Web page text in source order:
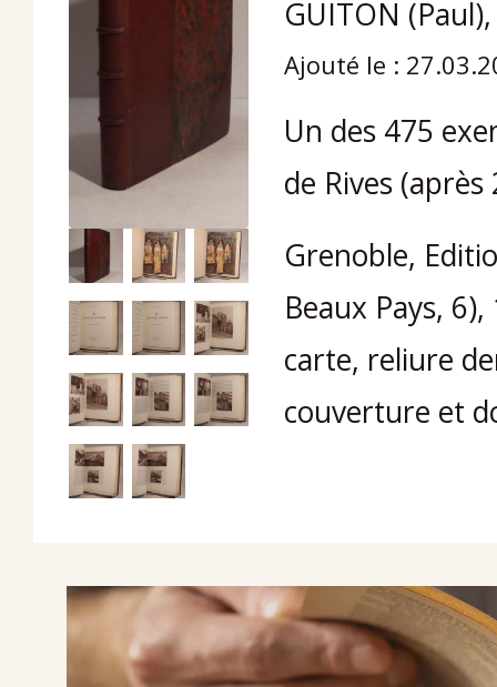
GUITON
Ajouté le :
Un des 475
de Rives
Grenoble,
Beaux Pays,
carte, reliure
couverture et